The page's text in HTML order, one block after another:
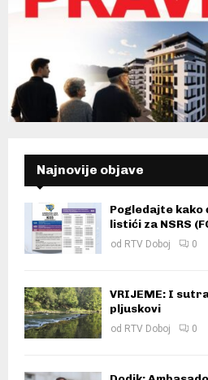
Najnovije objave
Pogledajte kako
listići za NSRS
od RTV Doboj 0
VRIJEME: I
pljuskovi
od RTV Doboj 0